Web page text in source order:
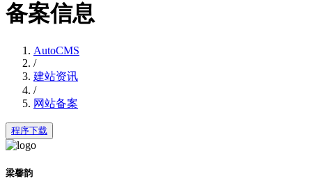
备案信息
AutoCMS
/
建站资讯
/
网站备案
程序下载
梁馨韵